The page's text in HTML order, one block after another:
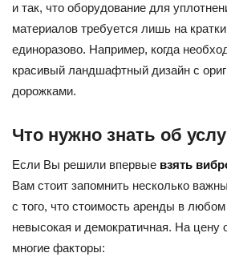
и так, что оборудование для
материалов требуется лишь на
единоразово. Например, когда
красивый ландшафтный дизайн с
дорожками.
Что нужно знать об
Если Вы решили впервые взять
Вам стоит запомнить несколько
с того, что стоимость аренды в
невысокая и демократичная. На цену
многие факторы: